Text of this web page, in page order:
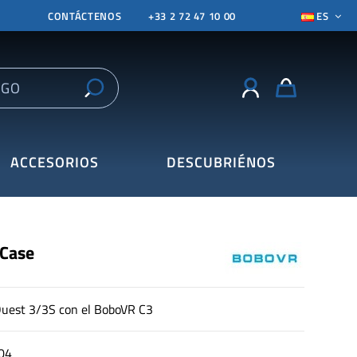
CONTÁCTENOS +33 2 72 47 10 00 ES
ACCESORIOS DESCUBRIÉNOS
3/3S con el BoboVR C3